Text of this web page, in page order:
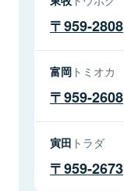
959-2808
富岡 トミオカ
959-2608
寅田 トラダ
959-2673